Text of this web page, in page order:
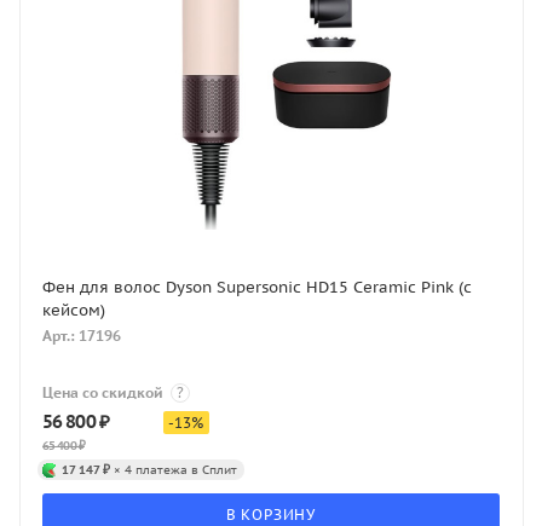
Фен для волос Dyson Supersonic HD15 Ceramic Pink (с
кейсом)
Арт.: 17196
Цена со скидкой ?
56 800₽
65 400₽
-13%
17 147 ₽ × 4 платежа в Сплит
В КОРЗИНУ